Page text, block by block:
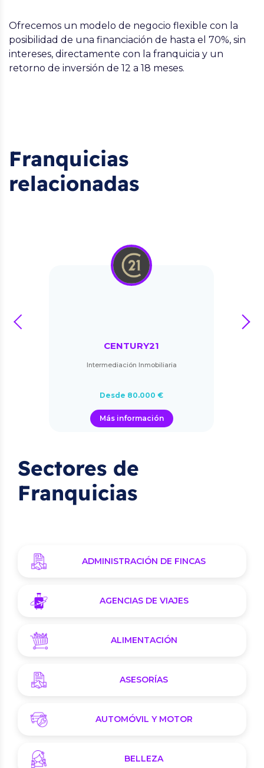
Ofrecemos un modelo de negocio flexible con la
posibilidad de una financiación de hasta el 70%, sin
intereses, directamente con la franquicia y un
retorno de inversión de 12 a 18 meses.
Franquicias
relacionadas
CENTURY21
Intermediación Inmobiliaria
Desde 80.000 €
Más información
prev next
Sectores de
Franquicias
ADMINISTRACIÓN DE FINCAS
AGENCIAS DE VIAJES
ALIMENTACIÓN
ASESORÍAS
AUTOMÓVIL Y MOTOR
BELLEZA